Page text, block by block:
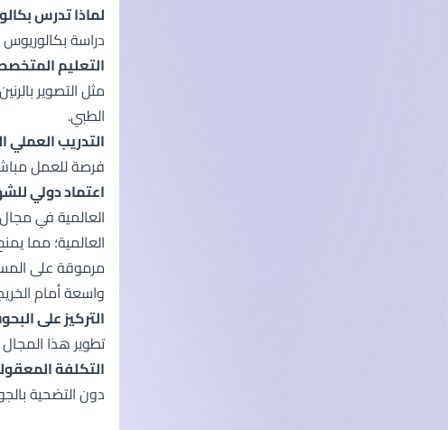
لماذا تدرس
دراسة بكالوريوس
التعليم
مثل التصوير
الطبي.
التدريب
فرصة للعمل
اعتماد دولي
العالمية في
العالمية؛ مما
مرموقة على
واسعة أمام
التركيز على
تطوير هذا
التكلفة
دون التضحية